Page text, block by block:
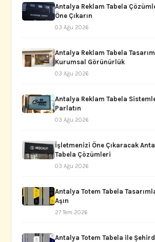
Antalya Reklam Tabela
Öne Çıkarın
03 Ağu 2026
Antalya Reklam Tabela
Kurumsal Görünürlük
03 Ağu 2026
Antalya Reklam Tabela
Parlatın
03 Ağu 2026
İşletmenizi Öne Çıkaracak
Tabela Çözümleri
03 Ağu 2026
Antalya Totem Tabela
Aşın
27 Tem 2026
Antalya Totem Tabela ile